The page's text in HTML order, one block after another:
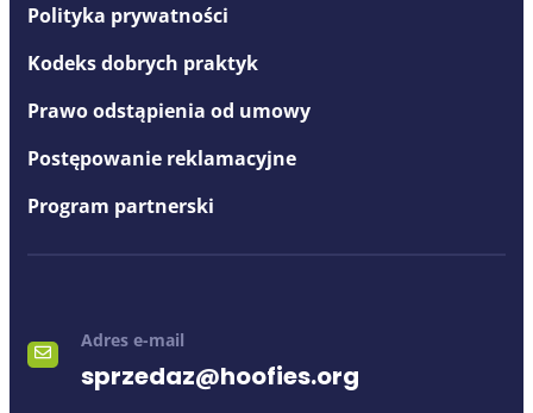
Polityka prywatności
Kodeks dobrych praktyk
Prawo odstąpienia od umowy
Postępowanie reklamacyjne
Program partnerski
Adres e-mail
sprzedaz@hoofies.org